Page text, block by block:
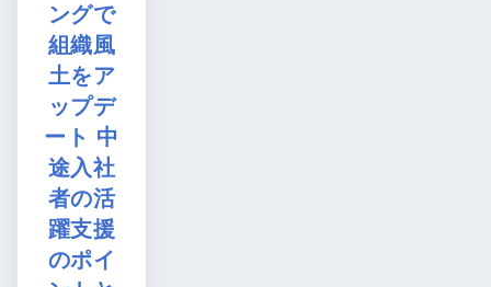
ングで
組織風
土をア
ップデ
ート 中
途入社
者の活
躍支援
のポイ